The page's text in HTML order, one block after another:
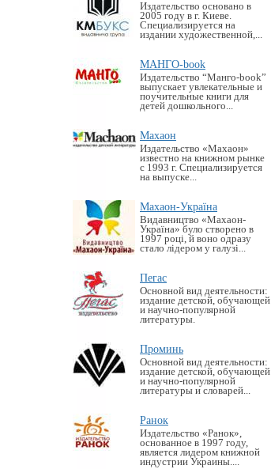
Издательство основано в
2005 году в г. Киеве.
Специализируется на
издании художественной,...
МАНГО-book
Издательство “Манго-book”
выпускает увлекательные и
поучительные книги для
детей дошкольного...
Махаон
Издательство «Махаон»
известно на книжном рынке
с 1993 г. Специализируется
на выпуске...
Махаон-Україна
Видавництво «Махаон-
Україна» було створено в
1997 році, й воно одразу
стало лідером у галузі...
Пегас
Основной вид деятельности:
издание детской, обучающей
и научно-популярной
литературы.
Проминь
Основной вид деятельности:
издание детской, обучающей
и научно-популярной
литературы и словарей...
Ранок
Издательство «Ранок»,
основанное в 1997 году,
является лидером книжной
индустрии Украины....